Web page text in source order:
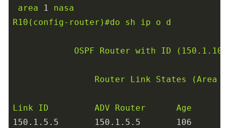
area
1
nasa
R10(config-router)#do
sh ip o d
OSPF Router with ID
Router Link States (Area
Link ID ADV Router
Age
150.1 .5 .5 150.1 .5 .5
106